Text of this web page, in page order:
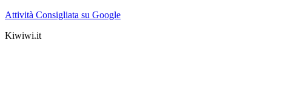
Attività Consigliata su Google
Kiwiwi.it